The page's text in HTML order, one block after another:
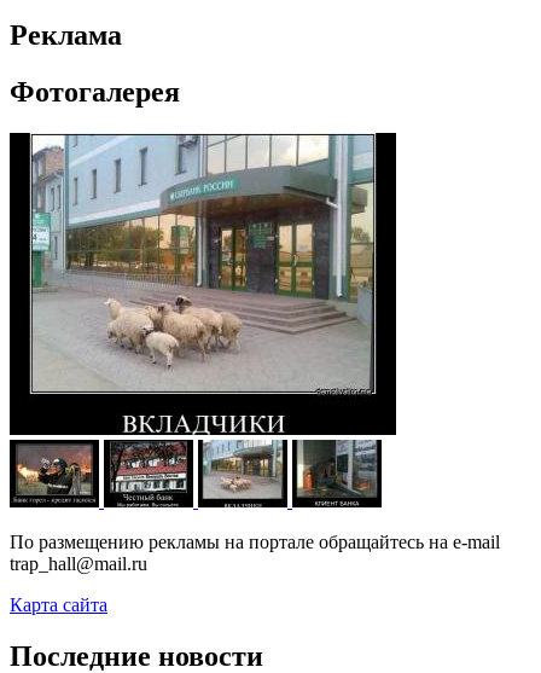
Реклама
Фотогалерея
По размещению рекламы на портале обращайтесь на e-mail
trap_hall@mail.ru
Карта сайта
Последние новости